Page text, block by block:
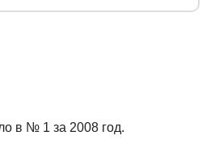
в № 1 за 2008 год.